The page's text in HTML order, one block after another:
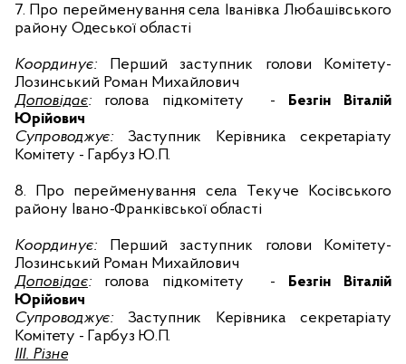
7. Про перейменування села Іванівка Любашівського
району Одеської області
Координує: Перший
заступник голови Комітету-
Лозинський Роман Михайлович
Доповідає: голова підкомітету -
Безгін Віталій
Юрійович
Супроводжує: Заступник Керівника секретаріату
Комітету - Гарбуз Ю.П.
8. Про перейменування села Текуче Косівського
району Івано-Франківської області
Координує: Перший
заступник голови Комітету-
Лозинський Роман Михайлович
Доповідає: голова підкомітету -
Безгін Віталій
Юрійович
Супроводжує: Заступник Керівника секретаріату
Комітету - Гарбуз Ю.П.
III. Різне